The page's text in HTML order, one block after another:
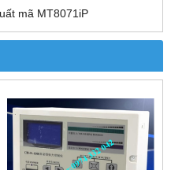
mã MT8071iP